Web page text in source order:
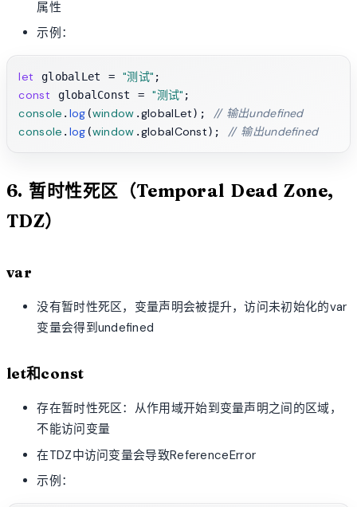
属性
示例：
let globalLet = "测试"
const globalConst = "测试"
console . log (window .globalLet); // 输出undefined
console . log (window .globalConst); // 输出undefined
6. 暂时性死区（Temporal Dead Zone,
TDZ）
var
没有暂时性死区，变量声明会被提升，访问未初始化的var
变量会得到undefined
let和const
存在暂时性死区：从作用域开始到变量声明之间的区域，
不能访问变量
在TDZ中访问变量会导致ReferenceError
示例：